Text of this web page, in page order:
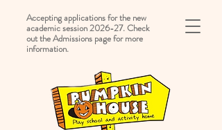
Accepting applications for the new
academic session 2026-27. Check
out the Admissions page for more
information.